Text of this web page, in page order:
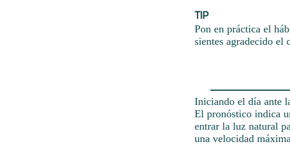
TIP
Pon en práctica el
sientes agradecido el
Iniciando el día ante
El pronóstico indica
entrar la luz natural
una velocidad